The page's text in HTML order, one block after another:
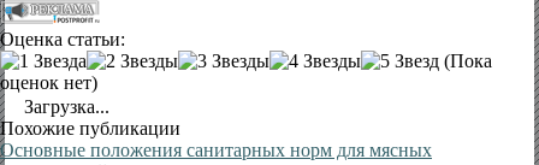
Оценка статьи:
(Пока
оценок нет)
Загрузка...
Похожие публикации
Основные положения санитарных норм для мясных